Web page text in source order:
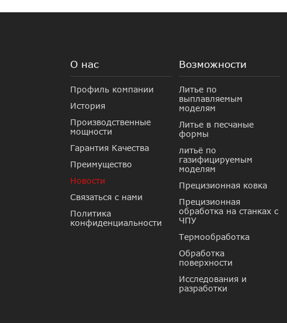
О нас
Профиль компании
История
Производственные
мощности
Гарантия Качества
Преимущество
Новости
Связаться с нами
Политика
конфиденциальности
Возможности
Литье по
выплавляемым
моделям
Литье в песчаные
формы
литьё по
газифицируемым
моделям
Прецизионная ковка
Прецизионная
обработка на станках с
ЧПУ
Термообработка
Обработка
поверхности
Исследования и
разработки